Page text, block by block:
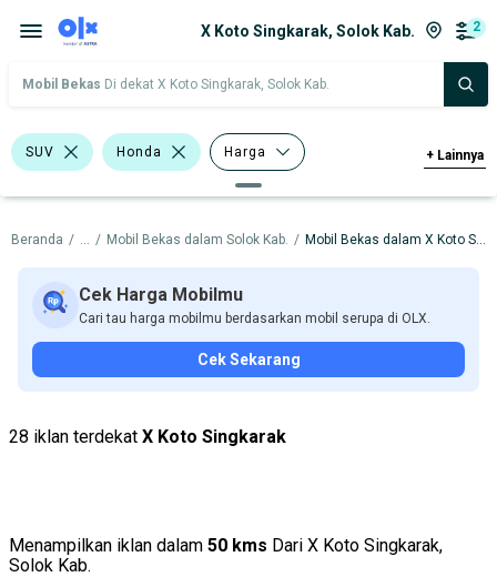
X Koto Singkarak, Solok Kab. 2
Mobil Bekas Di dekat X Koto Singkarak, Solok Kab.
SUV Honda Harga
Merek Dan Model Tahun
Tipe Bodi Tipe Membership
+ Lainnya
Beranda / ... / Mobil Bekas dalam Solok Kab. / Mobil Bekas dalam X Koto Singkarak
Cek Harga Mobilmu
Cari tau harga mobilmu berdasarkan mobil serupa di OLX.
Cek Sekarang
28 iklan terdekat X Koto Singkarak
Menampilkan iklan dalam 50 kms Dari X Koto Singkarak,
Solok Kab.